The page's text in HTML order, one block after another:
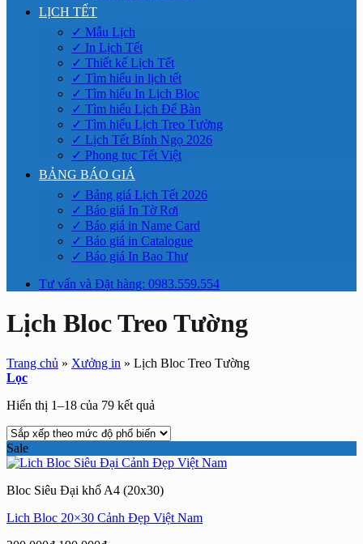
LỊCH TẾT
✓ Mẫu Lịch
✓ In Lịch Tết
✓ Thiết kế Lịch Tết
✓ Tìm hiểu in lịch tết
✓ Tìm hiểu In Lịch Bloc
✓ Tìm hiểu Lịch Để Bàn
✓ Tìm hiểu Lịch Treo Tường
✓ Lịch Tết Bính Ngọ 2026
✓ Phong tục Tết Việt
BẢNG BÁO GIÁ
✓ Bảng giá Lịch Tết 2026
✓ Báo giá In Tờ Rơi
✓ Báo giá in Name Card
✓ Báo giá in Catalogue
✓ Báo giá In Bao Thư
Tư vấn và Đặt hàng: 0983.559.554
Lịch Bloc Treo Tường
Trang chủ » Xưởng in » Lịch Bloc Treo Tường
Lọc
Hiển thị 1–18 của 79 kết quả
xếp
mức
phổ
Sale
Bloc Siêu Đại khổ A4 (20x30)
Lich Bloc 20×30 Cảnh Đẹp Việt Nam